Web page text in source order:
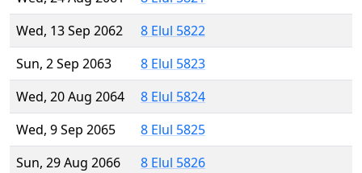
Wed, 13 Sep 2062
8 Elul 5822
Sun, 2 Sep 2063
8 Elul 5823
Wed, 20 Aug 2064
8 Elul 5824
Wed, 9 Sep 2065
8 Elul 5825
Sun, 29 Aug 2066
8 Elul 5826